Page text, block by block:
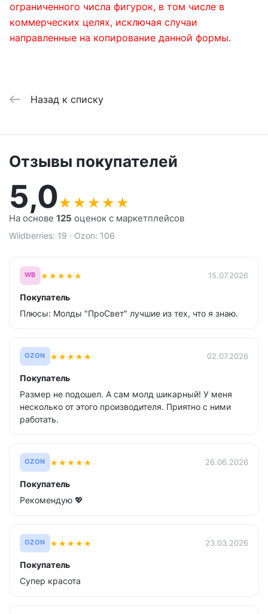
ограниченного числа фигурок, в том числе в
коммерческих целях, исключая случаи
направленные на копирование данной формы.
Назад к списку
Отзывы покупателей
5,0★ ★ ★ ★ ★
На основе 125 оценок с маркетплейсов
Wildberries: 19 · Ozon: 106
WB ★★★★★ 15.07.2026
Покупатель
Плюсы: Молды "ПроСвет" лучшие из тех, что я знаю.
OZON ★★★★★ 02.07.2026
Покупатель
Размер не подошел. А сам молд шикарный! У меня
несколько от этого производителя. Приятно с ними
работать.
OZON ★★★★★ 26.06.2026
Покупатель
Рекомендую 💖
OZON ★★★★★ 23.03.2026
Покупатель
Супер красота